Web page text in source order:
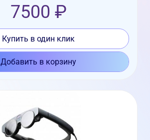
7500 ₽
Купить в один клик
Добавить в корзину